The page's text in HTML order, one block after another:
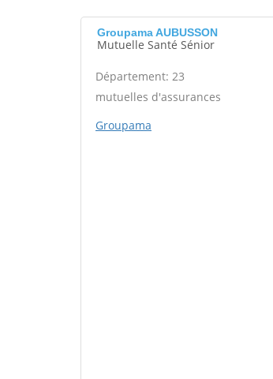
Groupama AUBUSSON
Mutuelle Santé Sénior
Département: 23
mutuelles d'assurances
Groupama